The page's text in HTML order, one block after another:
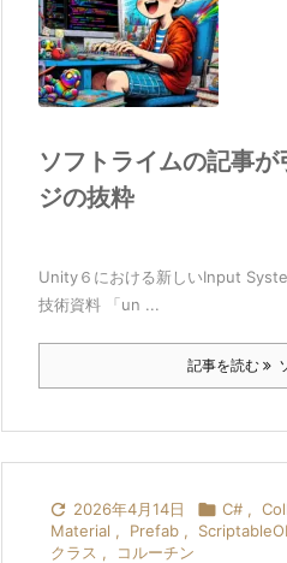
ソフトライムの記事
ジの抜粋
Unity６における新しいInput
技術資料 「un ...
記事を読む
 2026年4月14日  C# ,
Material , Prefab ,
クラス , コルーチン